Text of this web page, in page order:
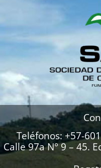
Teléfonos: +57-
Calle 97a N° 9 – 45.